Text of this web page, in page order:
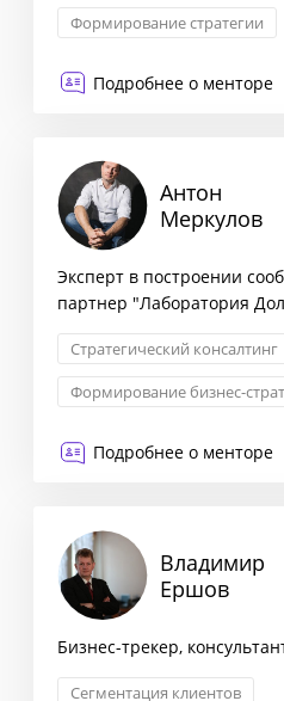
Формирование стратегии
Подробнее о менторе
Антон
Меркулов
Эксперт в построении
партнер "Лаборатория
Стратегический консалтинг
Формирование бизнес-
Подробнее о менторе
Владимир
Ершов
Бизнес-трекер,
Сегментация клиентов